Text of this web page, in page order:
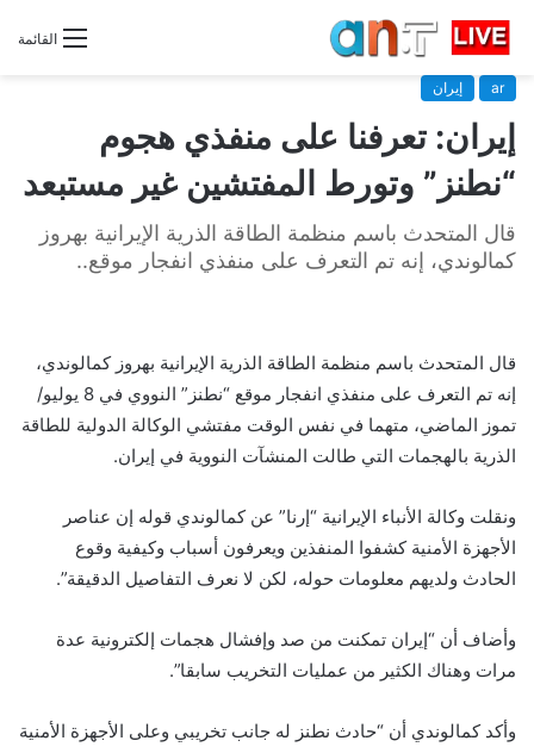
القائمة
ar إيران
إيران: تعرفنا على منفذي هجوم
“نطنز” وتورط المفتشين غير مستبعد
قال المتحدث باسم منظمة الطاقة الذرية الإيرانية بهروز
كمالوندي، إنه تم التعرف على منفذي انفجار موقع..
قال المتحدث باسم منظمة الطاقة الذرية الإيرانية بهروز كمالوندي،
إنه تم التعرف على منفذي انفجار موقع “نطنز” النووي في 8 يوليو/
تموز الماضي، متهما في نفس الوقت مفتشي الوكالة الدولية للطاقة
الذرية بالهجمات التي طالت المنشآت النووية في إيران.
ونقلت وكالة الأنباء الإيرانية “إرنا” عن كمالوندي قوله إن عناصر
الأجهزة الأمنية كشفوا المنفذين ويعرفون أسباب وكيفية وقوع
الحادث ولديهم معلومات حوله، لكن لا نعرف التفاصيل الدقيقة”.
وأضاف أن “إيران تمكنت من صد وإفشال هجمات إلكترونية عدة
مرات وهناك الكثير من عمليات التخريب سابقا”.
وأكد كمالوندي أن “حادث نطنز له جانب تخريبي وعلى الأجهزة الأمنية